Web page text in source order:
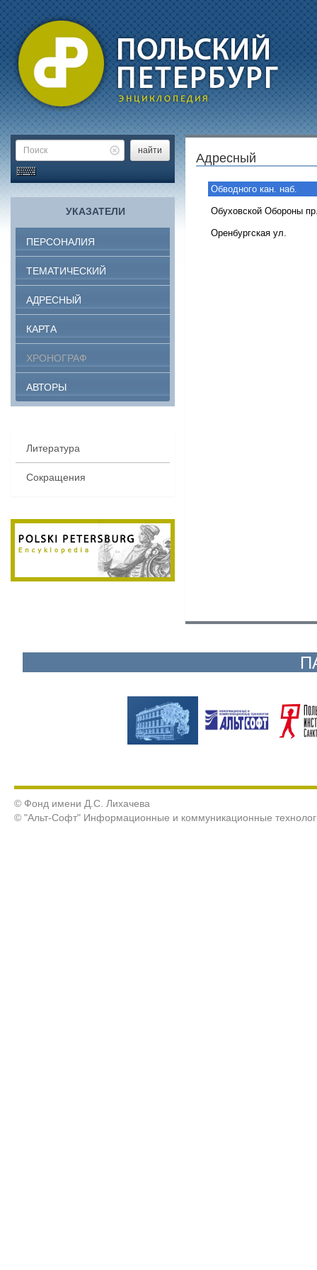
найти
УКАЗАТЕЛИ
ПЕРСОНАЛИЯ
ТЕМАТИЧЕСКИЙ
АДРЕСНЫЙ
КАРТА
ХРОНОГРАФ
АВТОРЫ
Литература
Сокращения
Адресный
Обводного кан. наб.
Обуховской Обороны
Оренбургская ул.
© Фонд имени Д.С. Лихачева
© "Альт-Софт" Информационные и коммуникационные